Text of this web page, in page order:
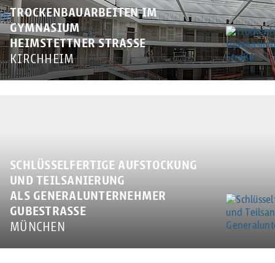
TROCKENBAUARBEITEN IM
GYMNASIUM
HEIMSTETTNER STRASSE
KIRCHHEIM
SCHLÜSSELFERTIGE AUFSTOCKUNG
UND TEILSANIERUNG
ALS GENERALUNTERNEHMER
GUBESTRASSE
MÜNCHEN